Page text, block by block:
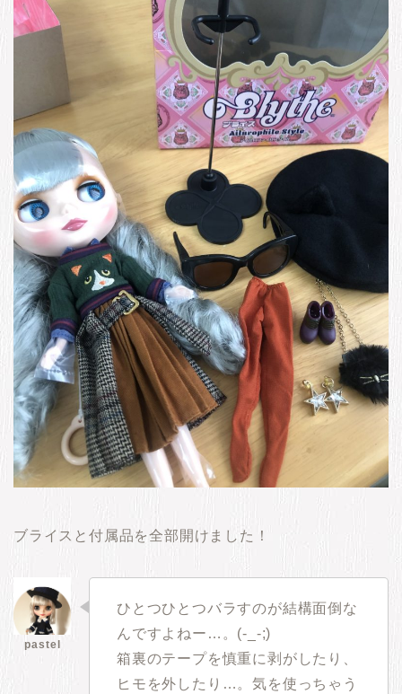
ブライスと付属品を全部開けました！
ひとつひとつバラすのが結構面倒な
んですよねー…。(-_-;)
箱裏のテープを慎重に剥がしたり、
ヒモを外したり…。気を使っちゃう